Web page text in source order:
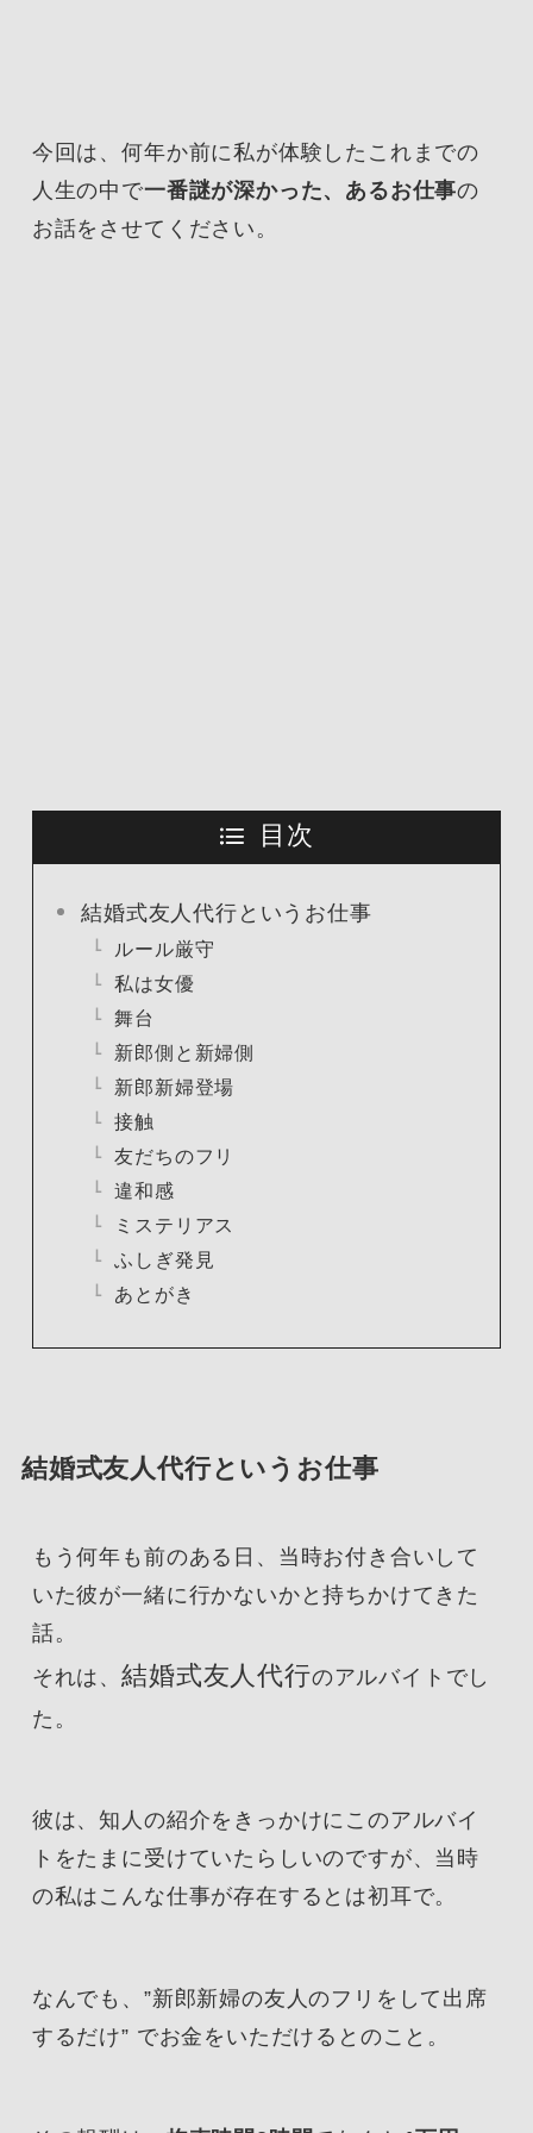
今回は、何年か前に私が体験したこれまでの
人生の中で一番謎が深かった、あるお仕事の
お話をさせてください。
目次
結婚式友人代行というお仕事
ルール厳守
私は女優
舞台
新郎側と新婦側
新郎新婦登場
接触
友だちのフリ
違和感
ミステリアス
ふしぎ発見
あとがき
結婚式友人代行というお仕事
もう何年も前のある日、当時お付き合いして
いた彼が一緒に行かないかと持ちかけてきた
話。
それは、結婚式友人代行のアルバイトでし
た。
彼は、知人の紹介をきっかけにこのアルバイ
トをたまに受けていたらしいのですが、当時
の私はこんな仕事が存在するとは初耳で。
なんでも、”新郎新婦の友人のフリをして出席
するだけ” でお金をいただけるとのこと。